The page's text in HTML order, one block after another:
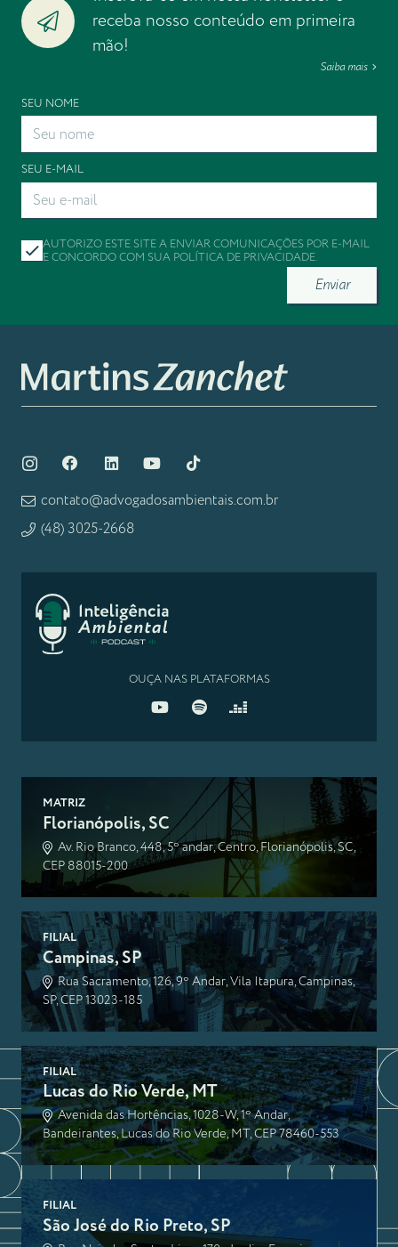
receba nosso conteúdo em primeira
mão!
Saiba mais
SEU NOME
SEU E-MAIL
AUTORIZO ESTE SITE A ENVIAR COMUNICAÇÕES POR E-MAIL
E CONCORDO COM SUA POLÍTICA DE PRIVACIDADE.
Enviar
contato@advogadosambientais.com.br
(48) 3025-2668
OUÇA NAS PLATAFORMAS
MATRIZ
Florianópolis, SC
Av. Rio Branco, 448, 5º andar, Centro, Florianópolis, SC,
CEP 88015-200
FILIAL
Campinas, SP
Rua Sacramento, 126, 9º Andar, Vila Itapura, Campinas,
SP, CEP 13023-185
FILIAL
Lucas do Rio Verde, MT
Avenida das Hortências, 1028-W, 1º Andar,
Bandeirantes, Lucas do Rio Verde, MT, CEP 78460-553
FILIAL
São José do Rio Preto, SP